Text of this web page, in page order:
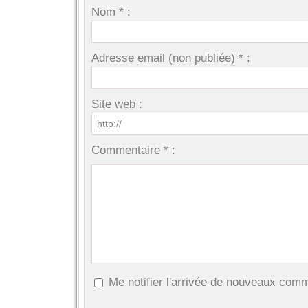
Nom * :
Adresse email (non publiée) * :
Site web :
Commentaire * :
Me notifier l'arrivée de nouveaux